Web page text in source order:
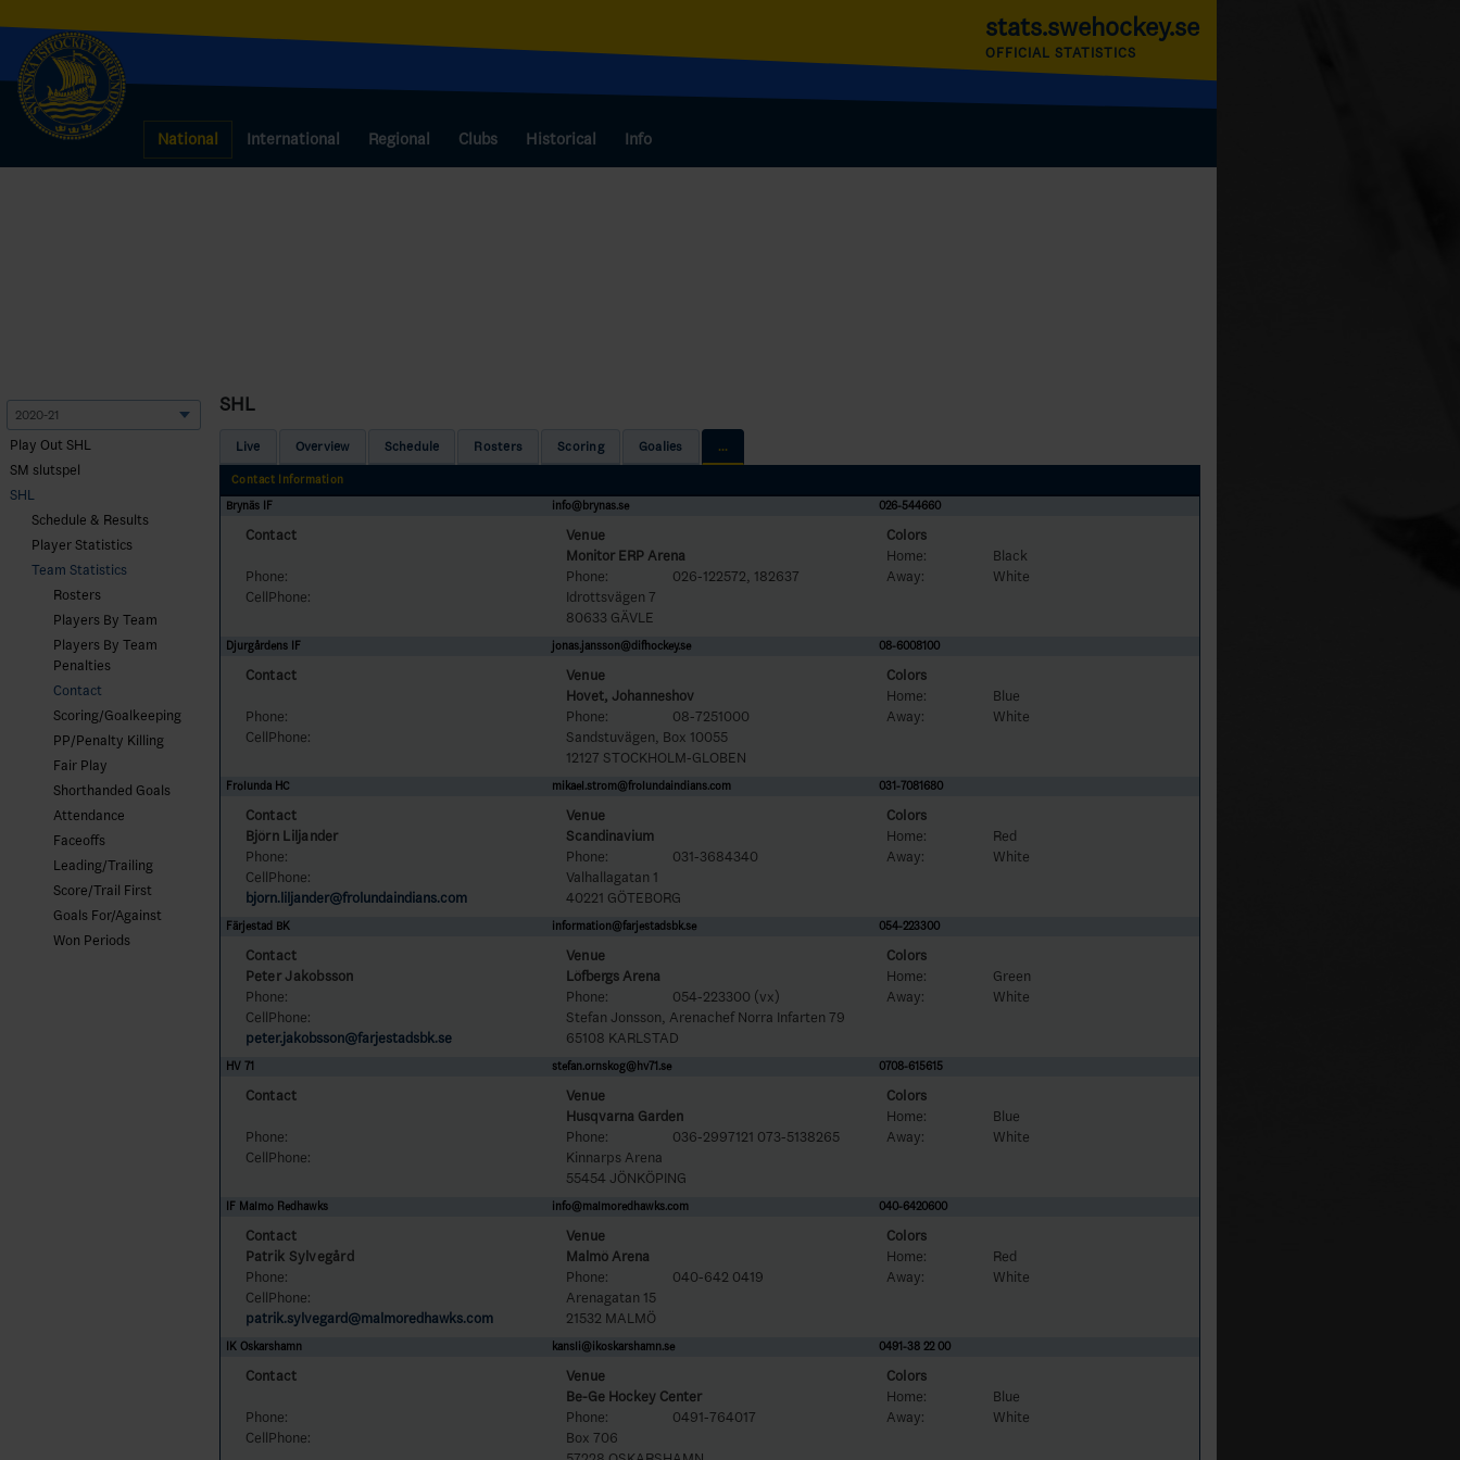
National International Regional Clubs Historical Info
stats.swehockey.se
OFFICIAL STATISTICS
Play Out SHL
SM slutspel
SHL
Schedule & Results
Player Statistics
Team Statistics
Rosters
Players By Team
Players By Team
Penalties
Contact
Scoring/Goalkeeping
PP/Penalty Killing
Fair Play
Shorthanded Goals
Attendance
Faceoffs
Leading/Trailing
Score/Trail First
Goals For/Against
Won Periods
SHL
Live Overview Schedule Rosters Scoring Goalies ...
Contact Information
Brynäs IF
info@brynas.se 026-544660
Contact
Phone:
CellPhone:
Venue
Monitor ERP Arena
Phone:
026-122572, 182637
Idrottsvägen 7
80633 GÄVLE
Colors
Home:
Black
Away:
White
Djurgårdens IF jonas.jansson@difhockey.se 08-6008100
Contact
Phone:
CellPhone:
Venue
Hovet, Johanneshov
Phone:
08-7251000
Sandstuvägen, Box 10055
12127 STOCKHOLM-GLOBEN
Colors
Home:
Blue
Away:
White
Frölunda HC mikael.strom@frolundaindians.com 031-7081680
Contact
Björn Liljander
Phone:
CellPhone:
bjorn.liljander@frolundaindians.com
Venue
Scandinavium
Phone:
031-3684340
Valhallagatan 1
40221 GÖTEBORG
Colors
Home:
Red
Away:
White
Färjestad BK information@farjestadsbk.se 054-223300
Contact
Peter Jakobsson
Phone:
CellPhone:
peter.jakobsson@farjestadsbk.se
Venue
Löfbergs Arena
Phone:
054-223300 (vx)
Stefan Jonsson, Arenachef Norra Infarten 79
65108 KARLSTAD
Colors
Home:
Green
Away:
White
HV 71 stefan.ornskog@hv71.se 0708-615615
Contact
Phone:
CellPhone:
Venue
Husqvarna Garden
Phone:
036-2997121 073-5138265
Kinnarps Arena
55454 JÖNKÖPING
Colors
Home:
Blue
Away:
White
IF Malmö Redhawks info@malmoredhawks.com 040-6420600
Contact
Patrik Sylvegård
Phone:
CellPhone:
patrik.sylvegard@malmoredhawks.com
Venue
Malmö Arena
Phone:
040-642 0419
Arenagatan 15
21532 MALMÖ
Colors
Home:
Red
Away:
White
IK Oskarshamn kansli@ikoskarshamn.se 0491-38 22 00
Contact
Phone:
CellPhone:
Venue
Be-Ge Hockey Center
Phone:
0491-764017
Box 706
Colors
Home:
Blue
Away:
White